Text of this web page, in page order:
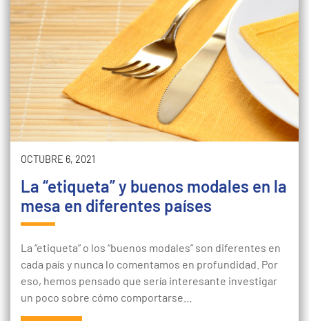
OCTUBRE 6, 2021
La “etiqueta” y buenos modales en la
mesa en diferentes países
La “etiqueta” o los “buenos modales” son diferentes en
cada país y nunca lo comentamos en profundidad. Por
eso, hemos pensado que sería interesante investigar
un poco sobre cómo comportarse…